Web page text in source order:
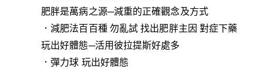
肥胖是萬病之源─減重的正確觀念及方式
．減肥法百百種 勿亂試 找出肥胖主因 對症下藥
玩出好體態─活用彼拉提斯好處多
．彈力球 玩出好體態